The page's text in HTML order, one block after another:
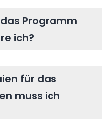
Programm
ich?
für das
muss ich